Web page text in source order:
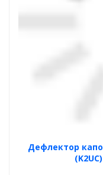
Дефлектор